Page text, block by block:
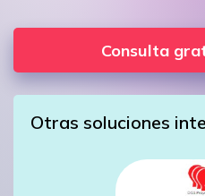
Consulta
Otras soluciones